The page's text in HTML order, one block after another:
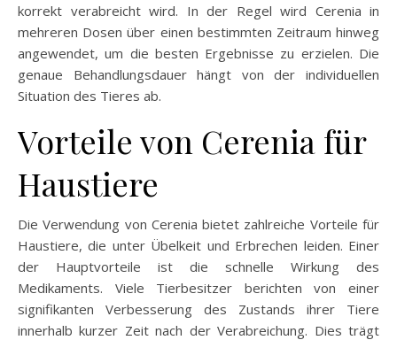
korrekt verabreicht wird. In der Regel wird Cerenia in
mehreren Dosen über einen bestimmten Zeitraum hinweg
angewendet, um die besten Ergebnisse zu erzielen. Die
genaue Behandlungsdauer hängt von der individuellen
Situation des Tieres ab.
Vorteile von Cerenia für
Haustiere
Die Verwendung von Cerenia bietet zahlreiche Vorteile für
Haustiere, die unter Übelkeit und Erbrechen leiden. Einer
der Hauptvorteile ist die schnelle Wirkung des
Medikaments. Viele Tierbesitzer berichten von einer
signifikanten Verbesserung des Zustands ihrer Tiere
innerhalb kurzer Zeit nach der Verabreichung. Dies trägt